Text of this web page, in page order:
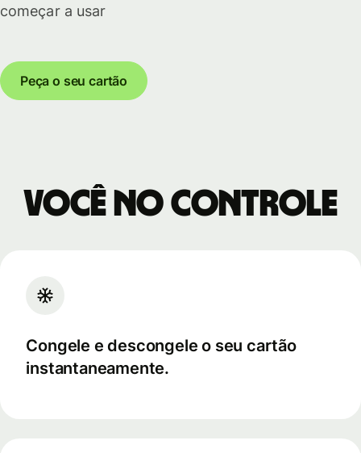
começar a usar
Peça o seu cartão
Você no controle
Congele e descongele o seu cartão
instantaneamente.